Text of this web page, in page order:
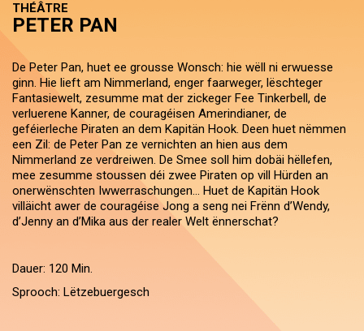
THÉÂTRE
PETER PAN
De Peter Pan, huet ee grousse Wonsch: hie wëll ni erwuesse
ginn. Hie lieft am Nimmerland, enger faarweger, lëschteger
Fantasiewelt, zesumme mat der zickeger Fee Tinkerbell, de
verluerene Kanner, de couragéisen Amerindianer, de
geféierleche Piraten an dem Kapitän Hook. Deen huet nëmmen
een Zil: de Peter Pan ze vernichten an hien aus dem
Nimmerland ze verdreiwen. De Smee soll him dobäi hëllefen,
mee zesumme stoussen déi zwee Piraten op vill Hürden an
onerwënschten Iwwerraschungen... Huet de Kapitän Hook
villäicht awer de couragéise Jong a seng nei Frënn d’Wendy,
d’Jenny an d’Mika aus der realer Welt ënnerschat?
Dauer: 120 Min.
Sprooch: Lëtzebuergesch